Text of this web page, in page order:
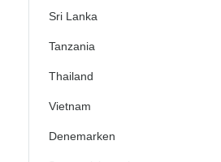
Sri Lanka
Tanzania
Thailand
Vietnam
Denemarken